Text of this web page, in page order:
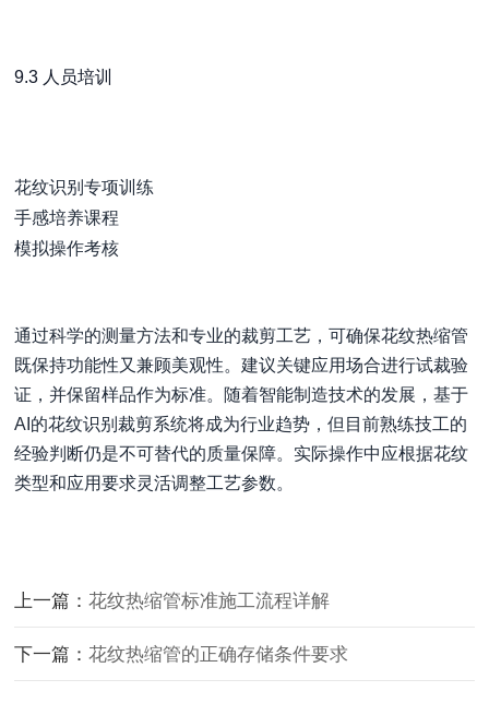
9.3 人员培训
花纹识别专项训练
手感培养课程
模拟操作考核
通过科学的测量方法和专业的裁剪工艺，可确保花纹热缩管
既保持功能性又兼顾美观性。建议关键应用场合进行试裁验
证，并保留样品作为标准。随着智能制造技术的发展，基于
AI的花纹识别裁剪系统将成为行业趋势，但目前熟练技工的
经验判断仍是不可替代的质量保障。实际操作中应根据花纹
类型和应用要求灵活调整工艺参数。
上一篇：花纹热缩管标准施工流程详解
下一篇：花纹热缩管的正确存储条件要求